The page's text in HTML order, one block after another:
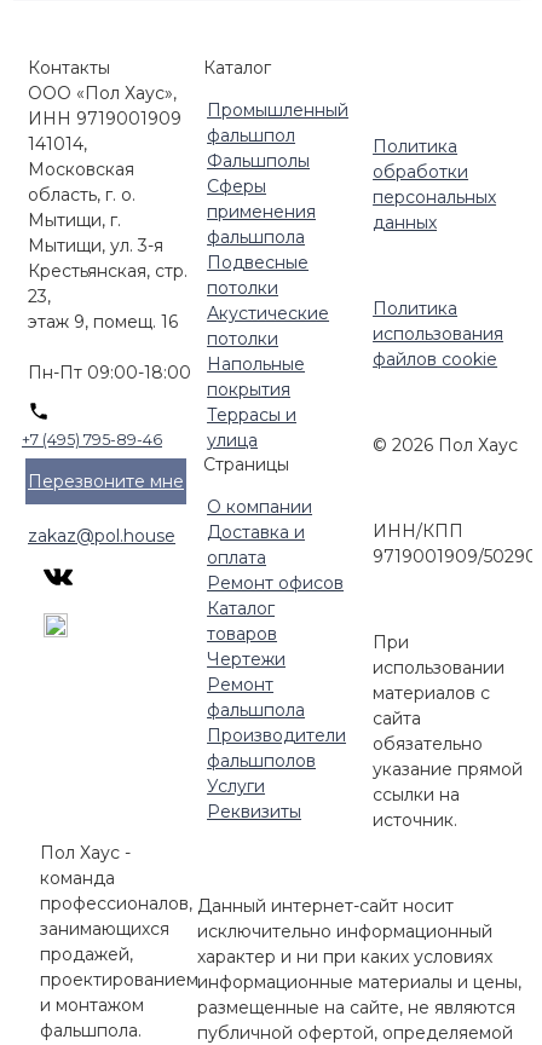
Контакты
ООО «Пол Хаус»,
ИНН 9719001909
141014,
Московская
область, г. о.
Мытищи, г.
Мытищи, ул. 3-я
Крестьянская, стр.
23,
этаж 9, помещ. 16
Пн-Пт 09:00-18:00
+7 (495) 795-89-46
Перезвоните мне
zakaz@pol.house
Каталог
Промышленный
фальшпол
Фальшполы
Сферы
применения
фальшпола
Подвесные
потолки
Акустические
потолки
Напольные
покрытия
Террасы и
улица
Страницы
О компании
Доставка и
оплата
Ремонт офисов
Каталог
товаров
Чертежи
Ремонт
фальшпола
Производители
фальшполов
Услуги
Реквизиты
Пол Хаус -
команда
профессионалов,
занимающихся
продажей,
проектированием
и монтажом
фальшпола.
Политика
обработки
персональных
данных
Политика
использования
файлов cookie
© 2026 Пол Хаус
ИНН/КПП
9719001909/
При
использовании
материалов с
сайта
обязательно
указание прямой
ссылки на
источник.
Данный интернет-сайт носит
исключительно информационный
характер и ни при каких условиях
информационные материалы и цены,
размещенные на сайте, не являются
публичной офертой, определяемой